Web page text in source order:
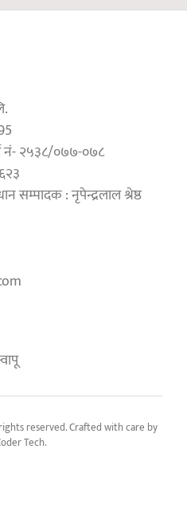
नं- २५३८/०७७-०७८
सम्पादक : नृपेन्द्रलाल श्रेष्ठ
rights reserved. Crafted with care by
Tech.